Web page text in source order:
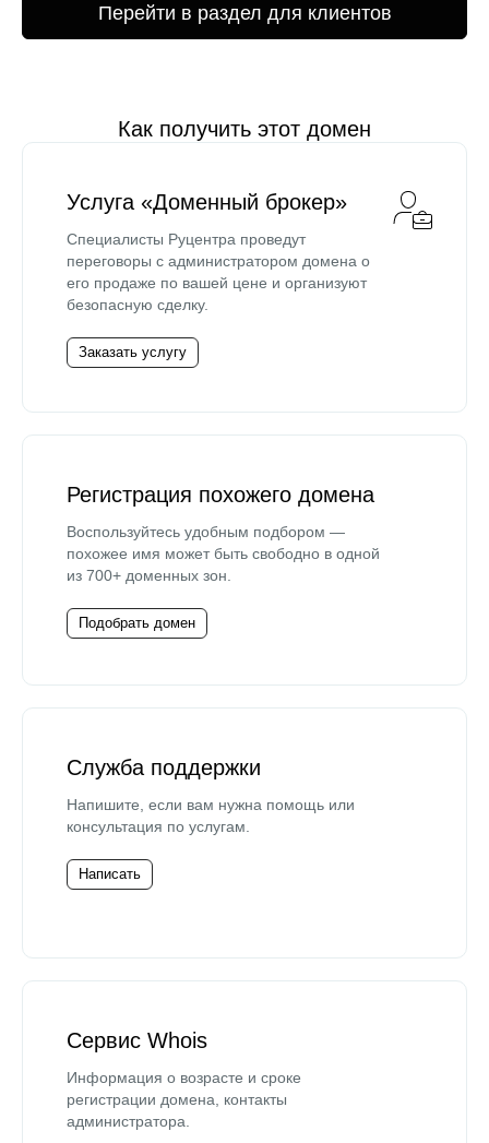
Перейти в раздел для клиентов
Как получить этот домен
Услуга «Доменный брокер»
Специалисты Руцентра проведут
переговоры с администратором домена о
его продаже по вашей цене и организуют
безопасную сделку.
Заказать услугу
Регистрация похожего домена
Воспользуйтесь удобным подбором —
похожее имя может быть свободно в одной
из 700+ доменных зон.
Подобрать домен
Служба поддержки
Напишите, если вам нужна помощь или
консультация по услугам.
Написать
Сервис Whois
Информация о возрасте и сроке
регистрации домена, контакты
администратора.